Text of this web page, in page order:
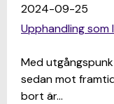
2024-09-25
Upphandling
Med
sedan mot
bort är…